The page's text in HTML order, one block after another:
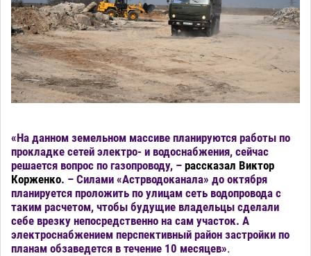
«На данном земельном массиве планируются работы по
прокладке сетей электро- и водоснабжения, сейчас
решается вопрос по газопроводу, – рассказал Виктор
Корженко. – Силами «Астрводоканала» до октября
планируется проложить по улицам сеть водопровода с
таким расчетом, чтобы будущие владельцы сделали
себе врезку непосредственно на сам участок. А
электроснабжением перспективный район застройки по
планам обзаведется в течение 10 месяцев».